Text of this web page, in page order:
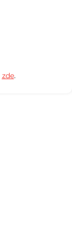
zde.